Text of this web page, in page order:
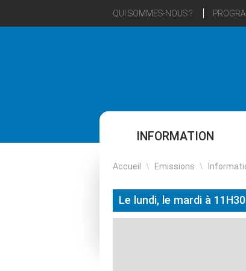
QUI SOMMES-NOUS ?
INFORMATION
Accueil \ Emissions \
Le lundi, le mardi à 11H30